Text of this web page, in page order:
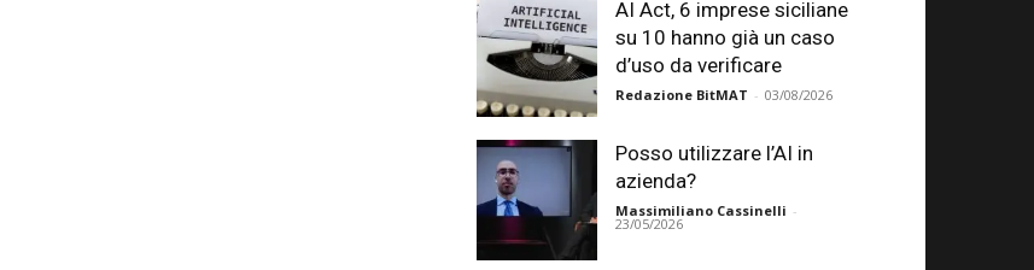
AI Act, 6 imprese siciliane
su 10 hanno già un caso
d’uso da verificare
Redazione BitMAT - 03/08/2026
Posso utilizzare l’AI in
azienda?
Massimiliano Cassinelli -
23/05/2026